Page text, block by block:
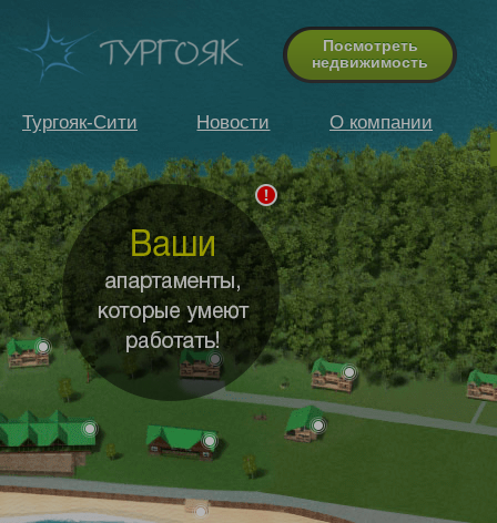
Посмотреть
недвижимость
Тургояк-Сити Новости О компании